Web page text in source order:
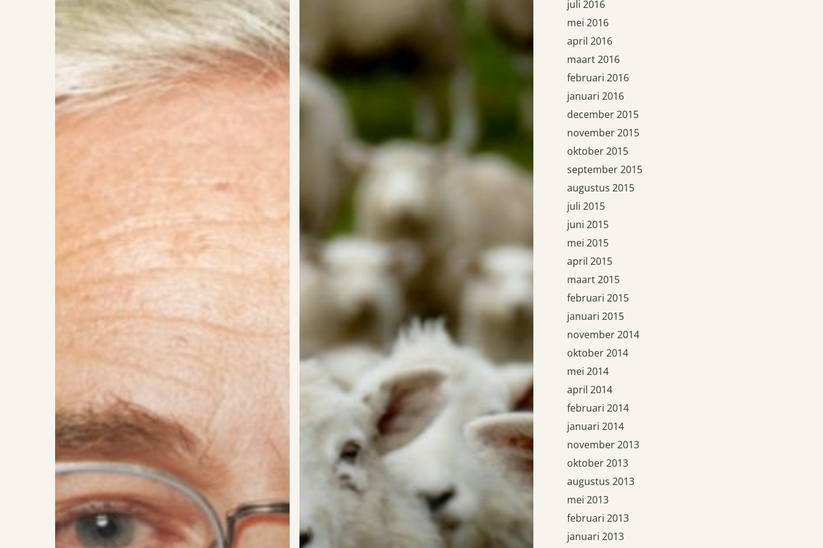
juli 2016
mei 2016
april 2016
maart 2016
februari 2016
januari 2016
december 2015
november 2015
oktober 2015
september 2015
augustus 2015
juli 2015
juni 2015
mei 2015
april 2015
maart 2015
februari 2015
januari 2015
november 2014
oktober 2014
mei 2014
april 2014
februari 2014
januari 2014
november 2013
oktober 2013
augustus 2013
mei 2013
februari 2013
januari 2013